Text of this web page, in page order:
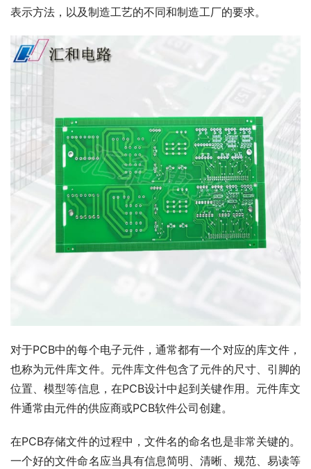
表示方法，以及制造工艺的不同和制造工厂的要求。
对于PCB中的每个电子元件，通常都有一个对应的库文件，
也称为元件库文件。元件库文件包含了元件的尺寸、引脚的
位置、模型等信息，在PCB设计中起到关键作用。元件库文
件通常由元件的供应商或PCB软件公司创建。
在PCB存储文件的过程中，文件名的命名也是非常关键的。
一个好的文件命名应当具有信息简明、清晰、规范、易读等